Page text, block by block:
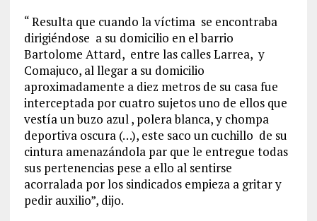
“ Resulta que cuando la víctima se encontraba
dirigiéndose a su domicilio en el barrio
Bartolome Attard, entre las calles Larrea, y
Comajuco, al llegar a su domicilio
aproximadamente a diez metros de su casa fue
interceptada por cuatro sujetos uno de ellos que
vestía un buzo azul , polera blanca, y chompa
deportiva oscura (…), este saco un cuchillo de su
cintura amenazándola par que le entregue todas
sus pertenencias pese a ello al sentirse
acorralada por los sindicados empieza a gritar y
pedir auxilio”, dijo.